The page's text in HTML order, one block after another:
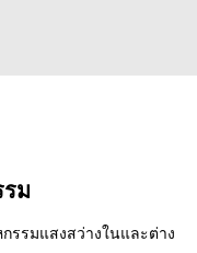
ม
รรมแสงสว่างในและต่าง